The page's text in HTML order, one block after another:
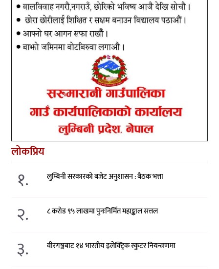
लोकप्रिय
१. लुम्बिनी सरकारको बजेट अनुशासन : बैठक भत्ता
२. ८ करोड ९५ लाखमा पुनःनिर्मित महाङ्काल सत्तल
३. वीरगञ्जबाट १४ भारतीय इलेक्ट्रिक स्कुटर नियन्त्रणमा